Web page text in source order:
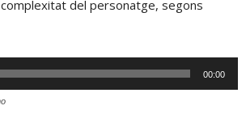
del personatge, segons
00:00